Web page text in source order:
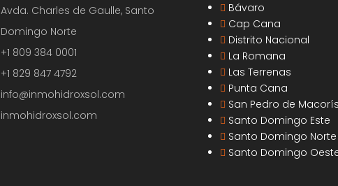
Avda. Charles de Gaulle, Santo
Domingo Norte
+1 809 384 0001
+1 829 847 4792
info@inmohidroxsol.com
inmohidroxsol.com
Bávaro
Cap Cana
Distrito Nacional
La Romana
Las Terrenas
Punta Cana
San Pedro de Macorís
Santo Domingo Este
Santo Domingo Norte
Santo Domingo